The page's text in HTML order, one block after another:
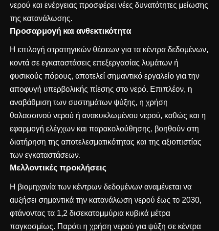
νερού και ενέργειας προσφέρει νέες δυνατότητες μείωσης
της κατανάλωσης.
Προσαρμογή και ανθεκτικότητα
Η επιλογή στρατηγικών θέσεων για τα κέντρα δεδομένων,
κοντά σε εγκαταστάσεις επεξεργασίας λυμάτων ή
φυσικούς πόρους, αποτελεί σημαντικό εργαλείο για την
αποφυγή υπερβολικής πίεσης στο νερό. Επιπλέον, η
αναβάθμιση των συστημάτων ψύξης, η χρήση
θαλασσινού νερού ή ανακυκλωμένου νερού, καθώς και η
εφαρμογή ελέγχων και παρακολούθησης, βοηθούν στη
διατήρηση της αποτελεσματικότητας και της αξιοπιστίας
των εγκαταστάσεων.
Μελλοντικές προκλήσεις
Η βιομηχανία των κέντρων δεδομένων αναμένεται να
αυξήσει σημαντικά την κατανάλωση νερού έως το 2030,
φτάνοντας τα 1,2 δισεκατομμύρια κυβικά μέτρα
παγκοσμίως. Παρότι η χρήση νερού για ψύξη σε κέντρα